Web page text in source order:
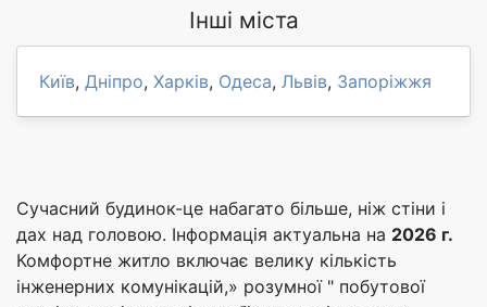
Інші міста
Київ, Дніпро, Харків, Одеса, Львів, Запоріжжя
Сучасний будинок-це набагато більше, ніж стіни і
дах над головою. Інформація актуальна на 2026 г.
Комфортне житло включає велику кількість
інженерних комунікацій,» розумної " побутової